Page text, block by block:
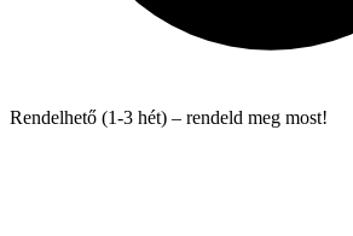
Rendelhető (1-3 hét) – rendeld meg most!